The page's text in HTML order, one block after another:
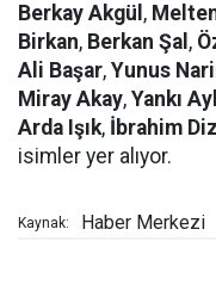
Berkay Akgül ,
Birkan, Berkan Şal ,
Ali Başar, Yunus
Miray Akay, Yankı
Arda Işık, İbrahim
isimler yer alıyor.
Kaynak: Haber Merkezi